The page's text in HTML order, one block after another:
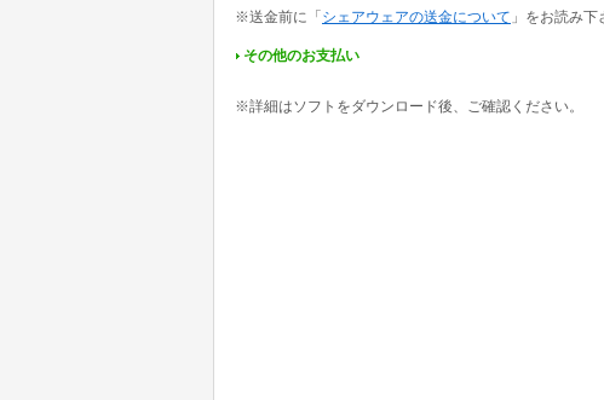
※送金前に「 シェアウェアの送金について 」をお読み下
その他のお支払い
※詳細はソフトをダウンロード後、ご確認ください。